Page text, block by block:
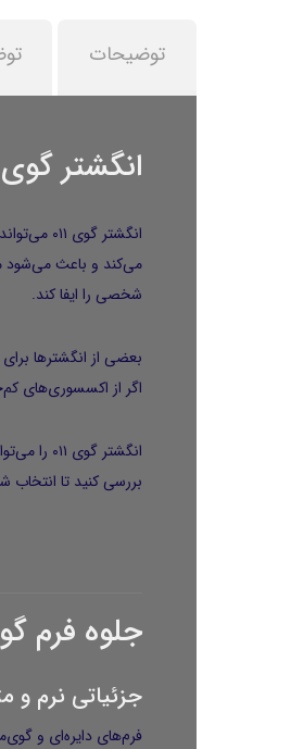
توضیحات
انگشتر گوی ۰۱۱؛ انتخابی ظریف با فرم دایره‌ای و مدرن
انگشتر
می‌کند و باعث می‌شود
شخصی را ایفا کند.
بعضی از انگشترها
اگر از اکسسوری‌های
انگشتر
بررسی کنید تا انتخاب
جلوه فرم
جزئیاتی نرم
فرم‌های دایره‌ای و